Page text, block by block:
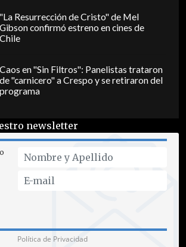
"La Resurrección de Cristo" de Mel
Gibson confirmó estreno en cines de
Chile
Caos en "Sin Filtros": Panelistas trataron
de "carnicero" a Crespo y se retiraron del
programa
newsletter
Política de Privacidad